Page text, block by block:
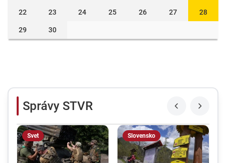
22 23 24 25 26 27 28
29 30
Správy STVR
Svet Slovensko